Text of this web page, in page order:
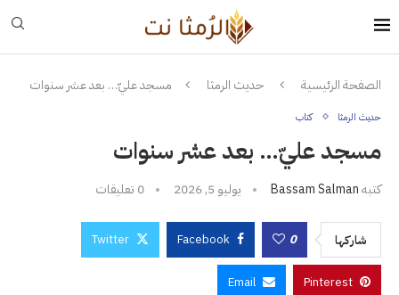
الصفحة الرئيسية حديث الرمثا مسجد عليّ… بعد عشر سنوات
حديث الرمثا كتاب
مسجد عليّ… بعد عشر سنوات
كتبهBassam Salman يوليو 5, 2026 0 تعليقات
شاركها 0
Facebook
Twitter
Pinterest
Email